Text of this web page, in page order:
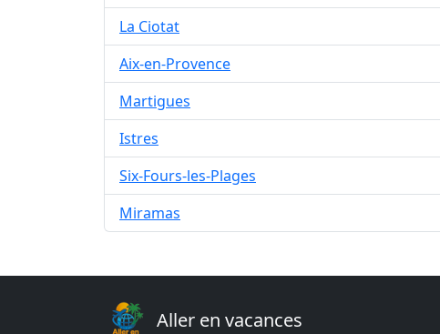
La Ciotat
Aix-en-Provence
Martigues
Istres
Six-Fours-les-Plages
Miramas
Aller en vacances